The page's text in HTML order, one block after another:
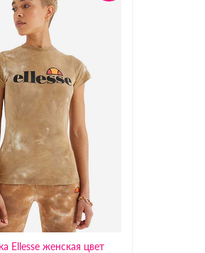
Ellesse женская цвет